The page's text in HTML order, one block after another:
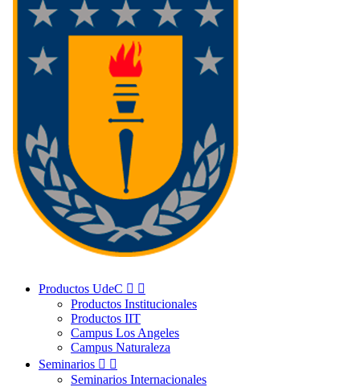
Productos UdeC  
Productos Institucionales
Productos IIT
Campus Los Angeles
Campus Naturaleza
Seminarios  
Seminarios Internacionales